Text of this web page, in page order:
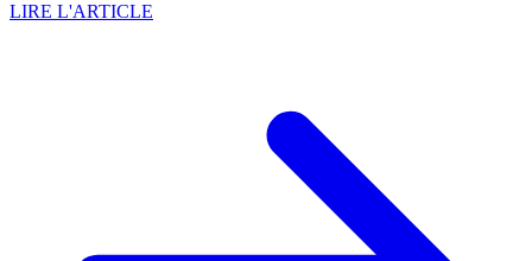
LIRE L'ARTICLE